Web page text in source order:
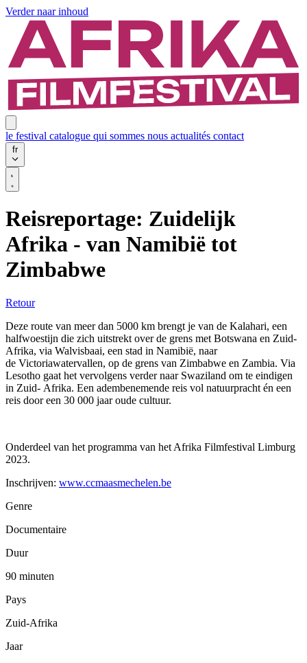
Verder naar inhoud
le festival catalogue qui sommes nous actualités contact
fr
Reisreportage: Zuidelijk
Afrika - van Namibië tot
Zimbabwe
Retour
Deze route van meer dan 5000 km brengt je van de Kalahari, een
halfwoestijn die zich uitstrekt over de grens met Botswana en Zuid-
Afrika, via Walvisbaai, een stad in Namibië, naar
de Victoriawatervallen, op de grens van Zimbabwe en Zambia. Via
Lesotho gaat het vervolgens verder naar Swaziland om te eindigen
in Zuid- Afrika. Een adembenemende reis vol natuurpracht én een
reis door een 30 000 jaar oude cultuur.
Onderdeel van het programma van het Afrika Filmfestival Limburg
2023.
Inschrijven: www.ccmaasmechelen.be
Genre
Documentaire
Duur
90 minuten
Pays
Zuid-Afrika
Jaar